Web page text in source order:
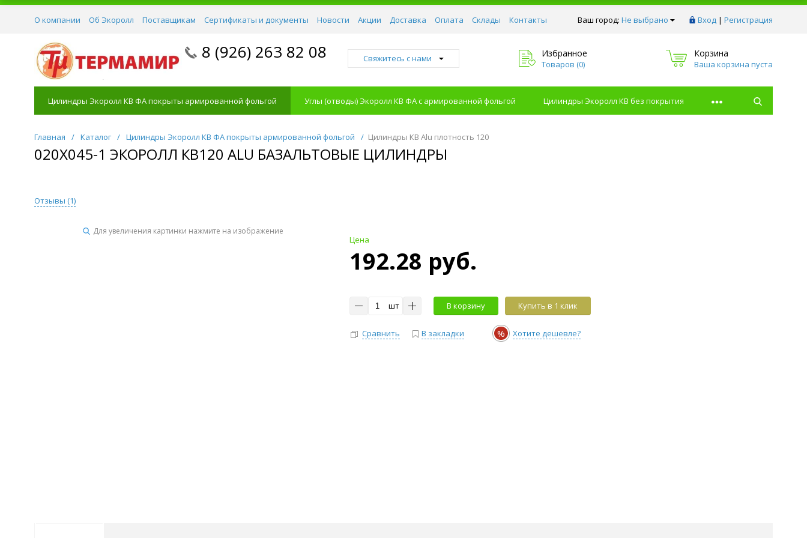
Ваш город: Не выбрано Вход | Регистрация
О компании Об Экоролл Поставщикам Сертификаты и документы Новости Акции Доставка Оплата Склады Контакты
8 (926) 263 82 08 Свяжитесь с нами Избранное
Товаров (0)
Корзина
Ваша корзина пуста
Цилиндры Экоролл КВ ФА покрыты армированной фольгой Углы (отводы) Экоролл КВ ФА с армированной фольгой Цилиндры Экоролл КВ без покрытия
Главная / Каталог / Цилиндры Экоролл КВ ФА покрыты армированной фольгой / Цилиндры КВ Alu плотность 120
020Х045-1 ЭКОРОЛЛ КВ120 ALU БАЗАЛЬТОВЫЕ ЦИЛИНДРЫ
Отзывы (1)
Для увеличения картинки нажмите на изображение
Цена
192.28 руб.
шт В корзину Купить в 1 клик
Сравнить В закладки % Хотите дешевле?